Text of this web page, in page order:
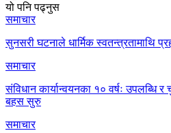
यो पनि पढ्नुस
समाचार
सुनसरी घटनाले धार्मिक स्वतन्त्रतामाथि
समाचार
संविधान कार्यान्वयनका १० वर्षः उपलब्धि र
बहस सुरु
समाचार